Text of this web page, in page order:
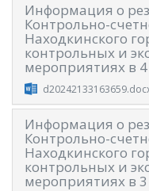
Информация о
Контрольно-
Находкинского
контрольных и
мероприятиях в 4
Информация о
Контрольно-
Находкинского
контрольных и
мероприятиях в 3